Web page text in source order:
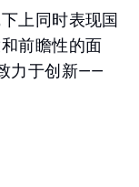
上同时表现国
前瞻性的面
力于创新——